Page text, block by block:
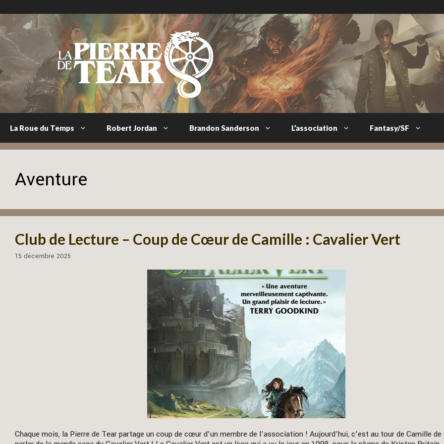
au
contenu
La Roue du Temps Robert Jordan Brandon Sanderson L’association Fantasy/SF
Aventure
Club de Lecture – Coup de Cœur de Camille : Cavalier Vert
15 décembre 2025
Chaque mois, la Pierre de Tear partage un coup de cœur d’un membre de l’association ! Aujourd’hui, c’est au tour de Camille de